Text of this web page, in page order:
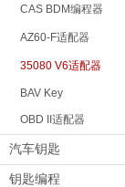
CAS BDM编程器
AZ60-F适配器
35080 V6适配器
BAV Key
OBD II适配器
汽车钥匙
钥匙编程